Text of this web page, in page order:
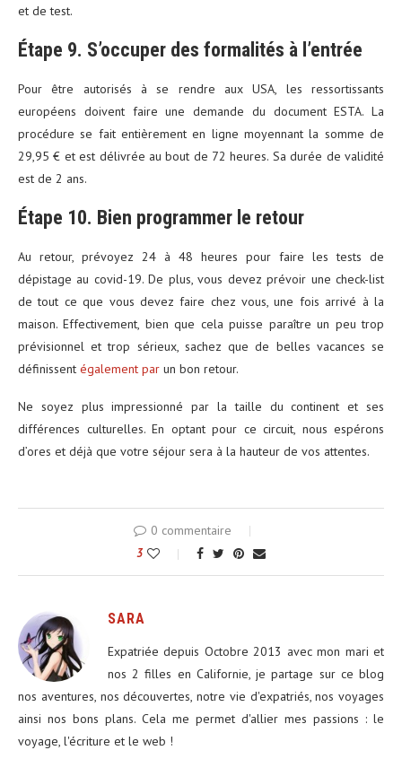
et de test.
Étape 9. S’occuper des formalités à l’entrée
Pour être autorisés à se rendre aux USA, les ressortissants
européens doivent faire une demande du document ESTA. La
procédure se fait entièrement en ligne moyennant la somme de
29,95 € et est délivrée au bout de 72 heures. Sa durée de validité
est de 2 ans.
Étape 10. Bien programmer le retour
Au retour, prévoyez 24 à 48 heures pour faire les tests de
dépistage au covid-19. De plus, vous devez prévoir une check-list
de tout ce que vous devez faire chez vous, une fois arrivé à la
maison. Effectivement, bien que cela puisse paraître un peu trop
prévisionnel et trop sérieux, sachez que de belles vacances se
définissent également par un bon retour.
Ne soyez plus impressionné par la taille du continent et ses
différences culturelles. En optant pour ce circuit, nous espérons
d’ores et déjà que votre séjour sera à la hauteur de vos attentes.
0 commentaire
3
SARA
Expatriée depuis Octobre 2013 avec mon mari et
nos 2 filles en Californie, je partage sur ce blog
nos aventures, nos découvertes, notre vie d'expatriés, nos voyages
ainsi nos bons plans. Cela me permet d'allier mes passions : le
voyage, l'écriture et le web !